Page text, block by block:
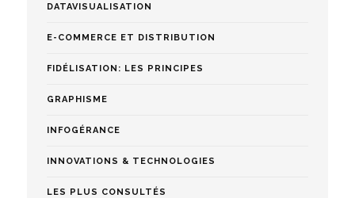
DATAVISUALISATION
E-COMMERCE ET DISTRIBUTION
FIDÉLISATION: LES PRINCIPES
GRAPHISME
INFOGÉRANCE
INNOVATIONS & TECHNOLOGIES
LES PLUS CONSULTÉS